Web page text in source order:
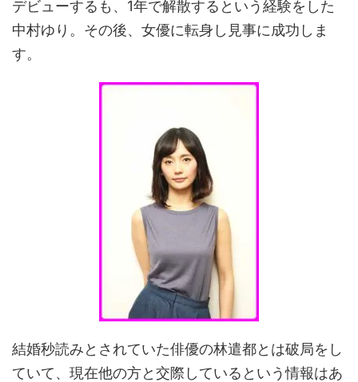
デビューするも、1年で解散するという経験をした
中村ゆり。その後、女優に転身し見事に成功しま
す。
結婚秒読みとされていた俳優の林遣都とは破局をし
ていて、現在他の方と交際しているという情報はあ